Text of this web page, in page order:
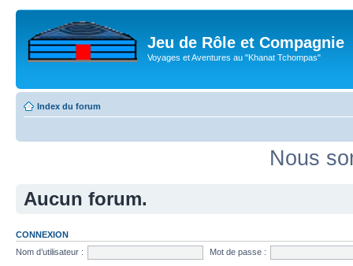
Jeu de Rôle et Compagnie
Voyages et Aventures au "Khanat Tchompas"
Index du forum
Nous
Aucun forum.
CONNEXION
Nom d’utilisateur :
Mot de passe :